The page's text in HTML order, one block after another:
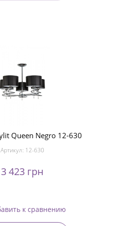
Queen Negro 12-630
Артикул: 12-630
3 423 грн
к сравнению